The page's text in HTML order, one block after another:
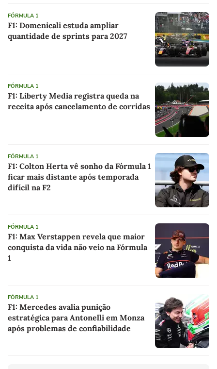
FÓRMULA 1
F1: Domenicali estuda ampliar
quantidade de sprints para 2027
FÓRMULA 1
F1: Liberty Media registra queda na
receita após cancelamento de corridas
FÓRMULA 1
F1: Colton Herta vê sonho da Fórmula 1
ficar mais distante após temporada
difícil na F2
FÓRMULA 1
F1: Max Verstappen revela que maior
conquista da vida não veio na Fórmula
1
FÓRMULA 1
F1: Mercedes avalia punição
estratégica para Antonelli em Monza
após problemas de confiabilidade